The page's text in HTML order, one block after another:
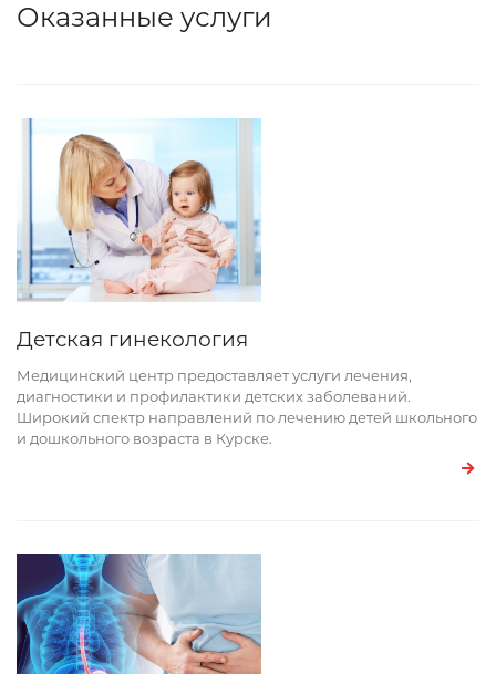
Оказанные услуги
Детская гинекология
Медицинский центр предоставляет услуги лечения,
диагностики и профилактики детских заболеваний.
Широкий спектр направлений по лечению детей школьного
и дошкольного возраста в Курске.